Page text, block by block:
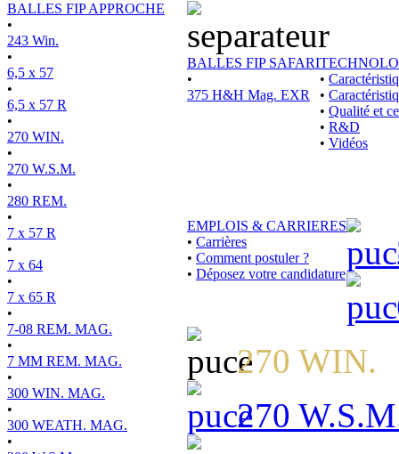
BALLES FIP APPROCHE
•
243 Win.
•
6,5 x 57
•
6,5 x 57 R
•
270 WIN.
•
270 W.S.M.
•
280 REM.
•
7 x 57 R
•
7 x 64
•
7 x 65 R
•
7-08 REM. MAG.
•
7 MM REM. MAG.
•
300 WIN. MAG.
•
300 WEATH. MAG.
•
BALLES FIP SAFARI
•
375 H&H Mag. EXR
•
•
• Qualité et
• R&D
• Vidéos
EMPLOIS & CARRIERES
• Carrières
• Comment postuler ?
• Déposez votre candidature
270 WIN.
270